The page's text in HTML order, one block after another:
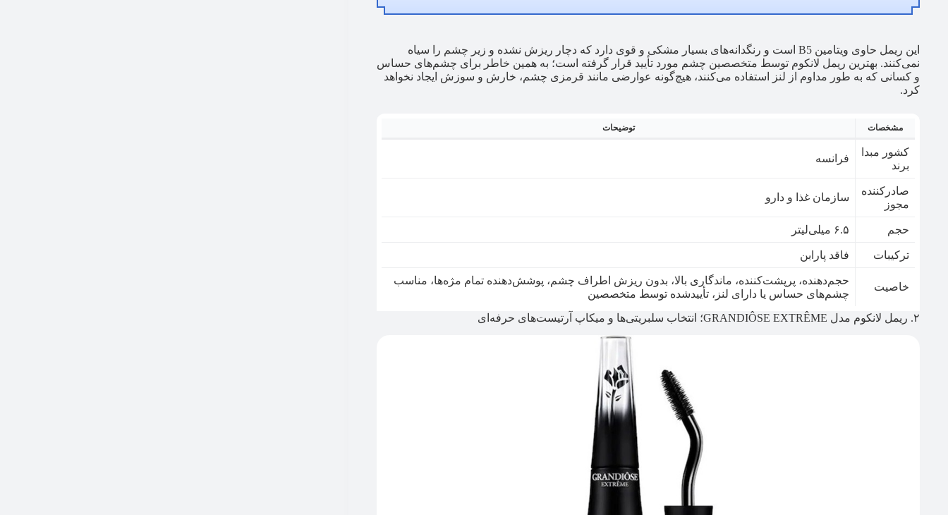
این ریمل حاوی ویتامین B5 است و رنگدانه‌های بسیار مشکی و قوی دارد که دچار ریزش نشده و زیر چشم را سیاه
نمی‌کنند. بهترین ریمل لانکوم توسط متخصصین چشم مورد تأیید قرار گرفته است؛ به همین خاطر برای چشم‌های حساس
و کسانی که به طور مداوم از لنز استفاده می‌کنند، هیچ‌گونه عوارضی مانند قرمزی چشم، خارش و سوزش ایجاد نخواهد
کرد.
مشخصات توضیحات
کشور مبدا
برند
فرانسه
صادرکننده
مجوز
سازمان غذا و دارو
حجم ۶.۵ میلی‌لیتر
ترکیبات فاقد پارابن
خاصیت
حجم‌دهنده، پرپشت‌کننده، ماندگاری بالا، بدون ریزش اطراف چشم، پوشش‌دهنده تمام مژه‌ها، مناسب
چشم‌های حساس یا دارای لنز، تأییدشده توسط متخصصین
۲. ریمل لانکوم مدل GRANDIÔSE EXTRÊME؛ انتخاب سلبریتی‌ها و میکاپ آرتیست‌های حرفه‌ای